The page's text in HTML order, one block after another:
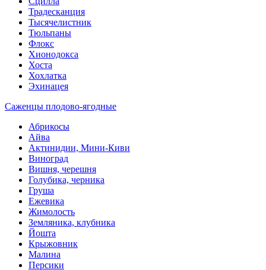
Традесканция
Тысячелистник
Тюльпаны
Флокс
Хионодокса
Хоста
Хохлатка
Эхинацея
Саженцы плодово-ягодные
Абрикосы
Айва
Актинидии, Мини-Киви
Виноград
Вишня, черешня
Голубика, черника
Груша
Ежевика
Жимолость
Земляника, клубника
Йошта
Крыжовник
Малина
Персики